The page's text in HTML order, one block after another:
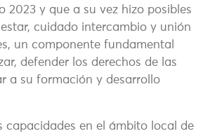
2023 y que a su vez hizo posibles
cuidado intercambio y unión
un componente fundamental
defender los derechos de las
a su formación y desarrollo
capacidades en el ámbito local de